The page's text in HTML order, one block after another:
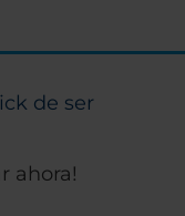
de ser
ahora!